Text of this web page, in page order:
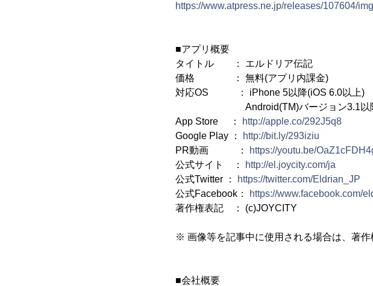
https://www.atpress.ne.jp/releases/107604/
■アプリ概要
タイトル ： エルドリア伝記
価格 ： 無料(アプリ内課金)
対応OS ： iPhone 5以降(iOS 6.0以上)
Android(TM)バージョン3.1以
App Store ：
http://apple.co/292J5q8
Google Play ：
http://bit.ly/293iziu
PR動画 ：
https://youtu.be/
公式サイト ：
http://el.joycity.com/ja
公式Twitter ：
https://twitter.com/Eldrian_JP
公式Facebook：
https://www.facebook.com/
著作権表記 ： (c)JOYCITY
※ 画像等を記事中に使用される場合は、著作
■会社概要